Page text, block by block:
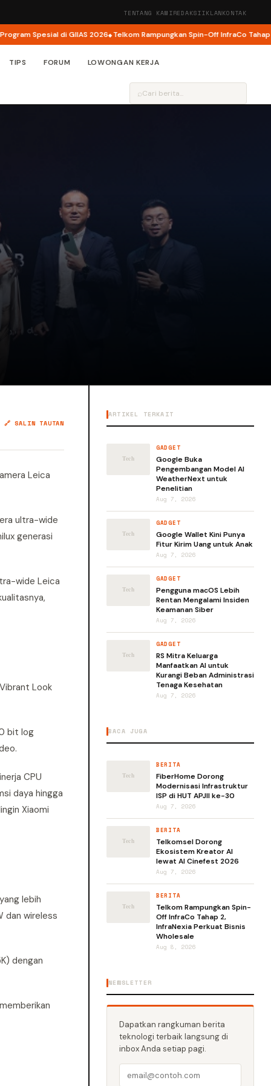
TENTANG KAMIREDAKSIIKLANKONTAK
Spesial di GIIAS 2026 Telkom Rampungkan Spin-Off InfraCo Tahap 2,
TIPS FORUM LOWONGAN KERJA
⌕
🔗 SALIN TAUTAN
Leica
ultra-wide
generasi
wide Leica
Look
bit log
CPU
daya hingga
Xiaomi
lebih
dan wireless
dengan
ARTIKEL TERKAIT
GADGET
Google Buka
Pengembangan Model AI
WeatherNext untuk
Penelitian
Aug 7, 2026
GADGET
Google Wallet Kini Punya
Fitur Kirim Uang untuk Anak
Aug 7, 2026
GADGET
Pengguna macOS Lebih
Rentan Mengalami Insiden
Keamanan Siber
Aug 7, 2026
GADGET
RS Mitra Keluarga
Manfaatkan AI untuk
Kurangi Beban Administrasi
Tenaga Kesehatan
Aug 7, 2026
BACA JUGA
BERITA
FiberHome Dorong
Modernisasi Infrastruktur
ISP di HUT APJII ke-30
Aug 7, 2026
BERITA
Telkomsel Dorong
Ekosistem Kreator AI
lewat AI Cinefest 2026
Aug 7, 2026
BERITA
Telkom Rampungkan Spin-
Off InfraCo Tahap 2,
InfraNexia Perkuat Bisnis
Wholesale
Aug 8, 2026
NEWSLETTER
Dapatkan rangkuman berita
teknologi terbaik langsung di
inbox Anda setiap pagi.